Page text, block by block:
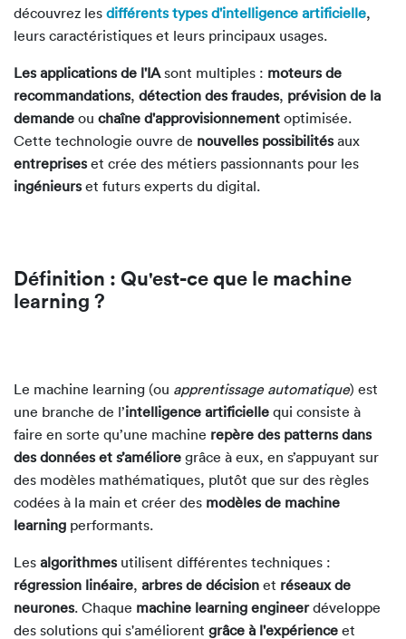
découvrez les différents types d'intelligence artificielle,
leurs caractéristiques et leurs principaux usages.
Les applications de l'IAsont multiples : moteurs de
recommandations, détection des fraudes, prévision de la
demande ou chaîne d'approvisionnement optimisée.
Cette technologie ouvre de nouvelles possibilitésaux
entrepriseset crée des métiers passionnants pour les
ingénieurset futurs experts du digital.
Définition : Qu'est-ce que le machine
learning ?
Le machine learning (ou apprentissage automatique) est
une branche de l’intelligence artificielle qui consiste à
faire en sorte qu’une machine repère des patterns dans
des données et s’améliore grâce à eux, en s’appuyant sur
des modèles mathématiques, plutôt que sur des règles
codées à la main et créer des modèles de machine
learning performants.
Les algorithmesutilisent différentes techniques :
régression linéaire, arbres de décision et réseaux de
neurones. Chaque machine learning engineerdéveloppe
des solutions qui s'améliorent grâce à l'expérience et